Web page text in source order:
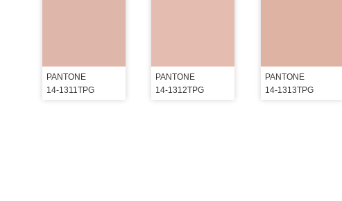
PANTONE
14-1311TPG
PANTONE
14-1312TPG
PANTONE
14-1313TPG